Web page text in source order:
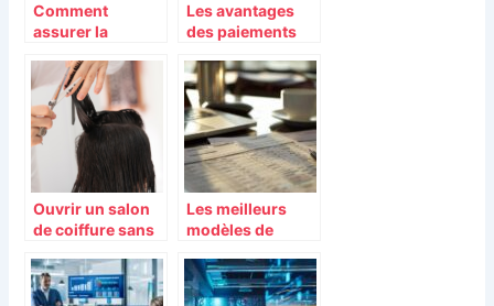
Comment
assurer la
salariés au sein
de son entreprise
?
Les avantages
des paiements
pour les
entreprises
Ouvrir un salon
de coiffure sans
étapes à suivre
Les meilleurs
modèles de
pour une gestion
efficace